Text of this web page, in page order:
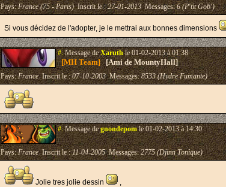
Pays:France (75 - Paris)Inscrit le :27-01-2013Messages:6 (P'tit Gob')
Si vous décidez de l'adopter, je le mettrai aux bonnes dimensions
#.Message deXaruthle 01-02-2013 à 01:38
[MH Team][Ami de MountyHall]
Pays:FranceInscrit le :07-10-2003Messages:8533 (Hydre Fumante)
#.Message degnondepomle 01-02-2013 à 14:30
Pays:FranceInscrit le :11-04-2005Messages:2775 (Djinn Tonique)
Jolie tres jolie dessin ,